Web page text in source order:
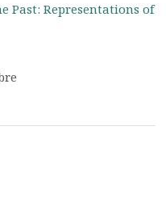
Past: Representations of